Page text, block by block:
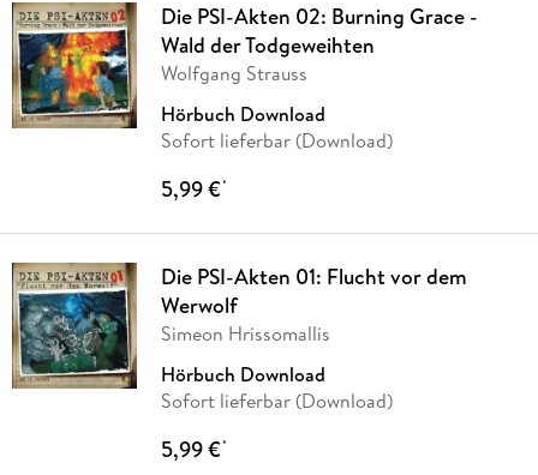
Die PSI-Akten 02: Burning Grace -
Wald der Todgeweihten
Wolfgang Strauss
Hörbuch Download
Sofort lieferbar (Download)
5,99 €*
Die PSI-Akten 01: Flucht vor dem
Werwolf
Simeon Hrissomallis
Hörbuch Download
Sofort lieferbar (Download)
5,99 €*